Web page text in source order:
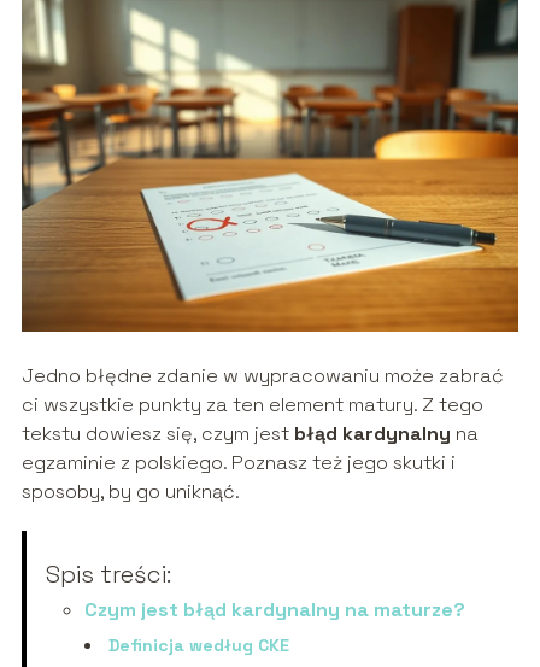
Jedno błędne zdanie w wypracowaniu może zabrać
ci wszystkie punkty za ten element matury. Z tego
tekstu dowiesz się, czym jest błąd kardynalny na
egzaminie z polskiego. Poznasz też jego skutki i
sposoby, by go uniknąć.
Spis treści:
Czym jest błąd kardynalny na maturze?
Definicja według CKE